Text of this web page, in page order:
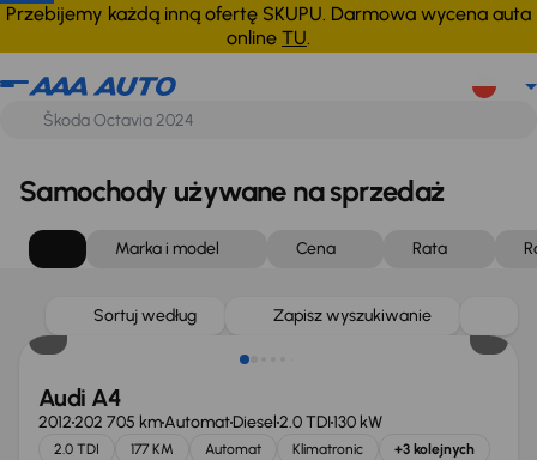
Przebijemy każdą inną ofertę SKUPU. Darmowa wycena auta
online TU.
Samochody używane na sprzedaż
Marka i model Cena Rata
Sortuj według Zapisz wyszukiwanie
Audi A4
2012202 705 kmAutomatDiesel2.0 TDI130 kW
2.0 TDI 177 KM Automat Klimatronic +3 kolejnych